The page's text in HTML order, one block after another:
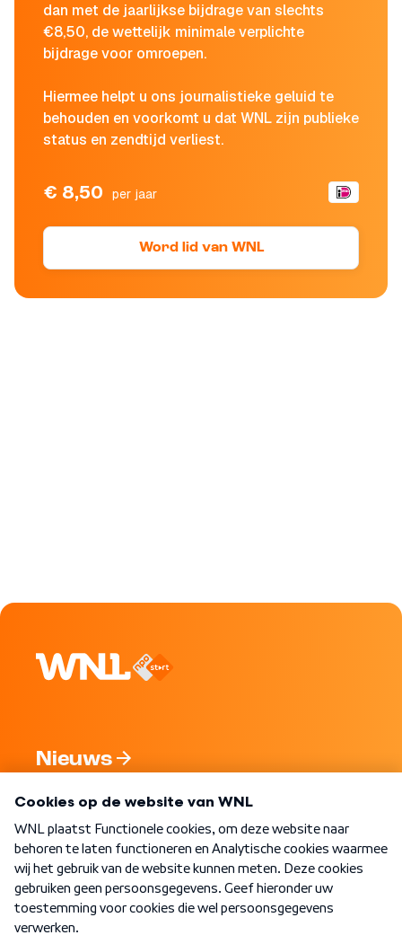
dan met de jaarlijkse bijdrage van slechts
€8,50, de wettelijk minimale verplichte
bijdrage voor omroepen.
Hiermee helpt u ons journalistieke geluid te
behouden en voorkomt u dat WNL zijn publieke
status en zendtijd verliest.
€ 8,50 per jaar
Word lid van WNL
Nieuws
Nieuwsbrief
Word Lid